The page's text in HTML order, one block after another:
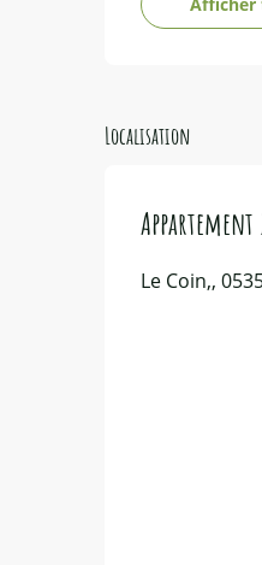
Localisation
Le Coin,,